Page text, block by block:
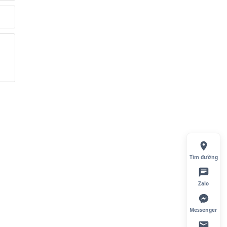
Tìm đường
Zalo
Messenger